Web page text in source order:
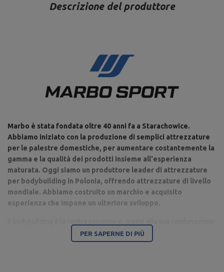
Descrizione del produttore
Marbo è stata fondata oltre 40 anni fa a Starachowice.
Abbiamo iniziato con la produzione di semplici attrezzature
per le palestre domestiche, per aumentare costantemente la
gamma e la qualità dei prodotti insieme all'esperienza
maturata. Oggi siamo un produttore leader di attrezzature
per bodybuilding in Polonia, offrendo attrezzature di livello
mondiale. Abbiamo costruito un marchio e acquisito
esperienza che impone un ulteriore sviluppo.
con un moderno parco macchine, siamo in grado di fornire
attrezzature di altissima qualità, realizzate con attenzione ai
PER SAPERNE DI PIÙ